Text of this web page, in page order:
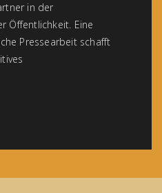
in der
Öffentlichkeit. Eine
Pressearbeit schafft